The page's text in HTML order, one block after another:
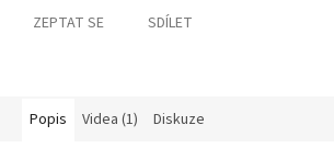
ZEPTAT SE SDÍLET
Popis Videa (1) Diskuze